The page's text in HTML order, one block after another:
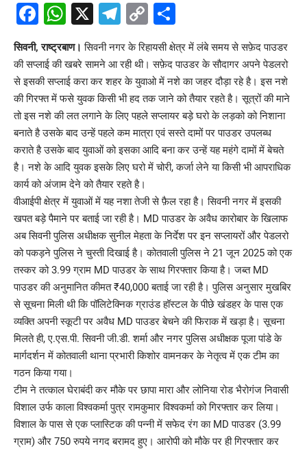
Facebook
WhatsApp
X Telegram
Copy
Link
सिवनी, राष्ट्रबाण।सिवनीनगर के रिहायसी क्षेत्र में लंबे समय से सफ़ेद पाउडर
की सप्लाई की खबरे सामने आ रही थी। सफ़ेद पाउडर के सौदागर अपने पेडलरो
से इसकी सप्लाई करा कर शहर के युवाओ में नशे का जहर दौड़ा रहे है। इस नशे
की गिरफ्त में फसे युवक किसी भी हद तक जाने को तैयार रहते है। सूत्रों की माने
तो इस नशे की लत लगाने के लिए पहले सप्लायर बड़े घरो के लड़को को निशाना
बनाते है उसके बाद उन्हें पहले कम मात्रा एवं सस्ते दामों पर पाउडर उपलब्ध
कराते है उसके बाद युवाओं को इसका आदि बना कर उन्हें यह महंगे दामों में बेचते
है। नशे के आदि युवक इसके लिए घरो में चोरी, कर्जा लेने या किसी भी आपराधिक
कार्य को अंजाम देने को तैयार रहते है।
वीआईपी क्षेत्र में युवाओं में यह नशा तेजी से फ़ैल रहा है। सिवनी नगर में इसकी
खपत बड़े पैमाने पर बताई जा रही है। MD पाउडर के अवैध कारोबार के खिलाफ
अब सिवनी पुलिस अधीक्षक सुनील मेहता के निर्देश पर इन सप्लायरों और पेडलरो
को पकड़ने पुलिस ने चुस्ती दिखाई है। कोतवाली पुलिस ने 21 जून 2025 को एक
तस्कर को 3.99 ग्राम MD पाउडर के साथ गिरफ्तार किया है। जब्त MD
पाउडर की अनुमानित कीमत ₹40,000 बताई जा रही है। पुलिस अनुसार मुखबिर
से सूचना मिली थी कि पॉलिटेक्निक ग्राउंड हॉस्टल के पीछे खंडहर के पास एक
व्यक्ति अपनी स्कूटी पर अवैध MD पाउडर बेचने की फिराक में खड़ा है। सूचना
मिलते ही, ए.एस.पी. सिवनी जी.डी. शर्मा और नगर पुलिस अधीक्षक पूजा पांडे के
मार्गदर्शन में कोतवाली थाना प्रभारी किशोर वामनकर के नेतृत्व में एक टीम का
गठन किया गया।
टीम ने तत्काल घेराबंदी कर मौके पर छापा मारा और लोनिया रोड भैरोगंज निवासी
विशाल उर्फ काला विश्वकर्मा पुत्र रामकुमार विश्वकर्मा को गिरफ्तार कर लिया।
विशाल के पास से एक प्लास्टिक की पन्नी में सफेद रंग का MD पाउडर (3.99
ग्राम) और 750 रुपये नगद बरामद हुए। आरोपी को मौके पर ही गिरफ्तार कर